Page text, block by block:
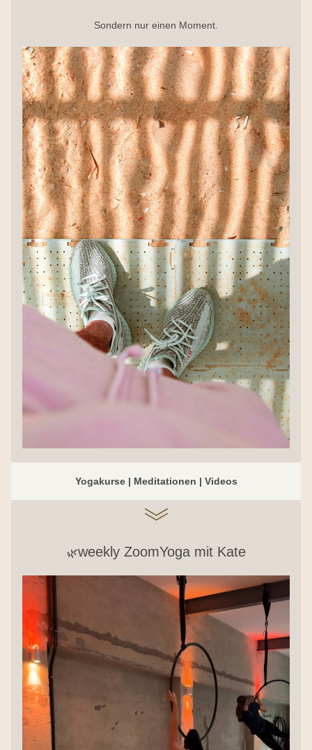
Sondern nur einen Moment.
Yogakurse | Meditationen | Videos
🌿weekly ZoomYoga mit Kate